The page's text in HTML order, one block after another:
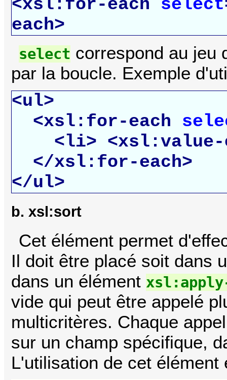
<xsl:for-each select
each>
select correspond au jeu
par la boucle. Exemple
<ul>
<xsl:for-each
<li>
</xsl:for-each>
</ul>
b. xsl:sort
Cet élément permet
Il doit être placé soit dans
dans un élément
vide qui peut être appelé
multicritères. Chaque
sur un champ spécifique,
L'utilisation de cet élément